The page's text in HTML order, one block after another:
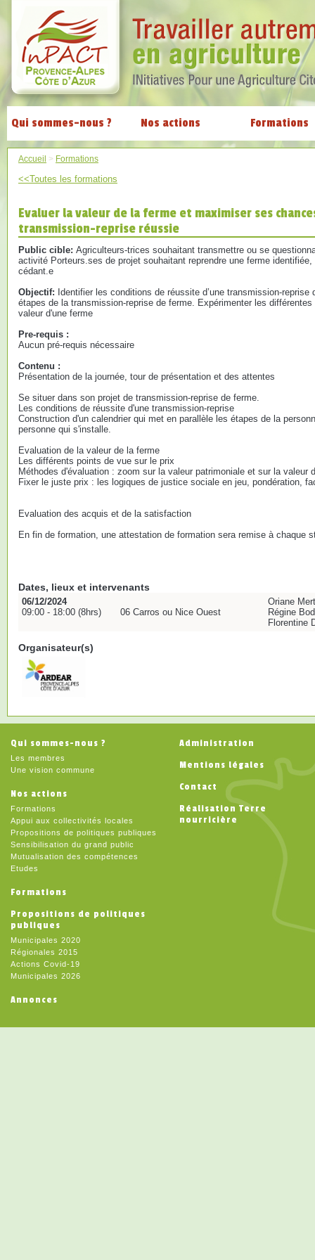
Qui sommes-nous ? Nos actions Formations
Accueil > Formations
<<Toutes les formations
Evaluer la valeur de la ferme et maximiser ses
transmission-reprise réussie
Public cible: Agriculteurs-trices souhaitant transmettre ou se
activité Porteurs.ses de projet souhaitant reprendre une ferme
cédant.e
Objectif: Identifier les conditions de réussite d’une transmission-reprise
étapes de la transmission-reprise de ferme. Expérimenter les
valeur d'une ferme
Pre-requis :
Aucun pré-requis nécessaire
Contenu :
Présentation de la journée, tour de présentation et des attentes
Se situer dans son projet de transmission-reprise de ferme.
Les conditions de réussite d'une transmission-reprise
Construction d'un calendrier qui met en parallèle les étapes de la
personne qui s'installe.
Evaluation de la valeur de la ferme
Les différents points de vue sur le prix
Méthodes d'évaluation : zoom sur la valeur patrimoniale et sur la valeur
Fixer le juste prix : les logiques de justice sociale en jeu, pondération,
Evaluation des acquis et de la satisfaction
En fin de formation, une attestation de formation sera remise à chaque
Dates, lieux et intervenants
06/12/2024
09:00 - 18:00 (8hrs)
06 Carros ou Nice Ouest
Oriane
Régine
Florentine
Organisateur(s)
Qui sommes-nous ?
Les membres
Une vision commune
Nos actions
Formations
Appui aux collectivités locales
Propositions de politiques publiques
Sensibilisation du grand public
Mutualisation des compétences
Etudes
Formations
Propositions de politiques
publiques
Municipales 2020
Régionales 2015
Actions Covid-19
Municipales 2026
Annonces
Administration
Mentions légales
Contact
Réalisation Terre
nourricière